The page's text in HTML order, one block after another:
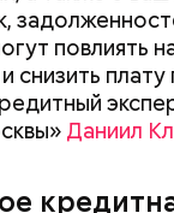
повлиять
снизить
Даниил
ипотека
25